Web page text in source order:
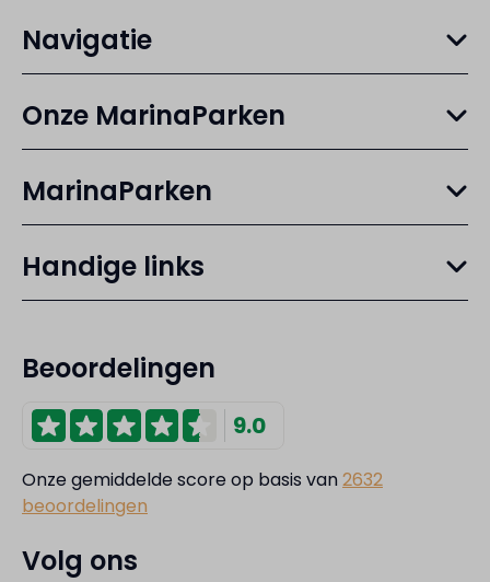
Navigatie
Onze MarinaParken
MarinaParken
Handige links
Beoordelingen
9.0
Onze gemiddelde score op basis van2632
beoordelingen
Volg ons